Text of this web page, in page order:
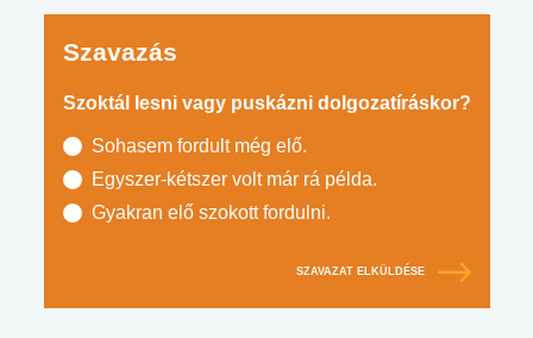
Szavazás
Szoktál lesni vagy puskázni dolgozatíráskor?
Sohasem fordult még elő.
Egyszer-kétszer volt már rá példa.
Gyakran elő szokott fordulni.
SZAVAZAT ELKÜLDÉSE